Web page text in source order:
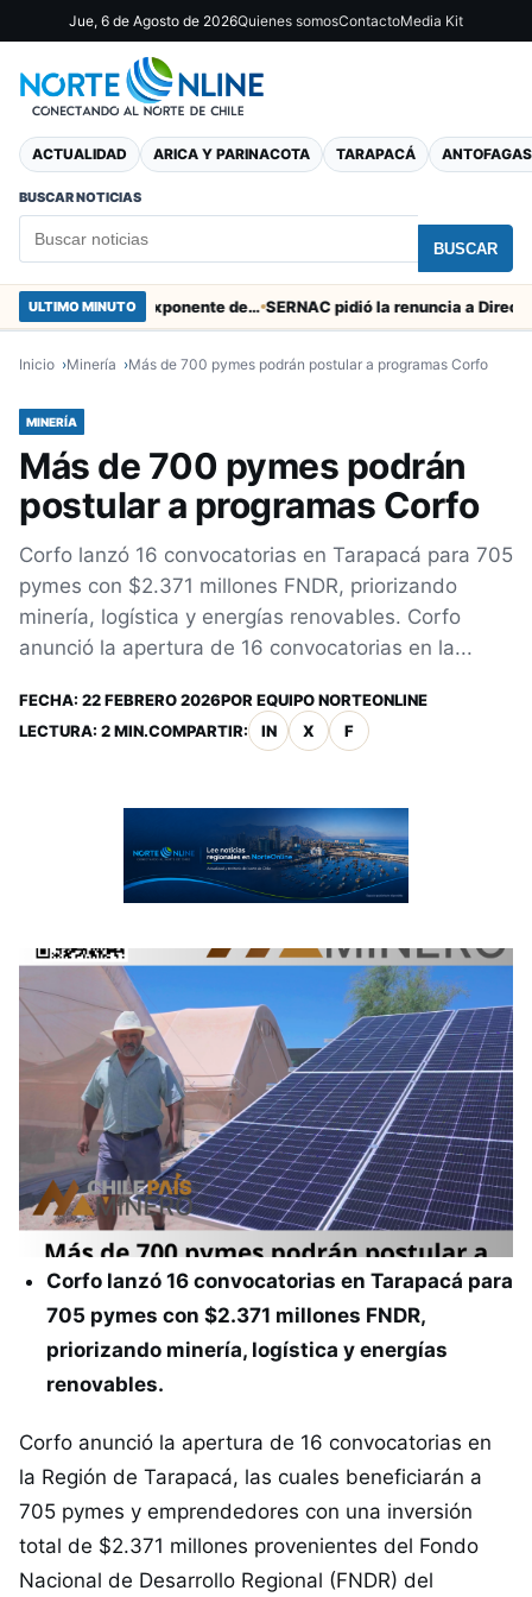
Jue, 6 de Agosto de 2026Quienes somosContactoMedia Kit
ACTUALIDAD ARICA Y PARINACOTA TARAPACÁ
BUSCAR NOTICIAS
BUSCAR
ULTIMO MINUTO Murió tacneña Charito Mistral máxima exponente de la música criolla durante 50 años
Inicio Minería Más de 700 pymes podrán postular a programas Corfo
MINERÍA
Más de 700 pymes podrán
postular a programas Corfo
Corfo lanzó 16 convocatorias en Tarapacá para 705
pymes con $2.371 millones FNDR, priorizando
minería, logística y energías renovables. Corfo
anunció la apertura de 16 convocatorias en la...
FECHA: 22 FEBRERO 2026POR EQUIPO NORTEONLINE
LECTURA: 2 MIN.COMPARTIR: IN X F
Corfo lanzó 16 convocatorias en Tarapacá para
705 pymes con $2.371 millones FNDR,
priorizando minería, logística y energías
renovables.
Corfo anunció la apertura de 16 convocatorias en
la Región de Tarapacá, las cuales beneficiarán a
705 pymes y emprendedores con una inversión
total de $2.371 millones provenientes del Fondo
Nacional de Desarrollo Regional (FNDR) del